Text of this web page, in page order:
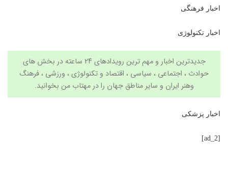
اخبار فرهنگی
اخبار تکنولوژی
جدیدترین اخبار و مهم ترین رویدادهای ۲۴ ساعته در بخش های
حوادث ، اجتماعی ، سیاسی ، اقتصاد و تکنولوژی، ورزشی ، فرهنگ
وهنر ایران و سایر مناطق جهان را درمهتاب من بخوانید.
اخبار پزشکی
[ad_2]